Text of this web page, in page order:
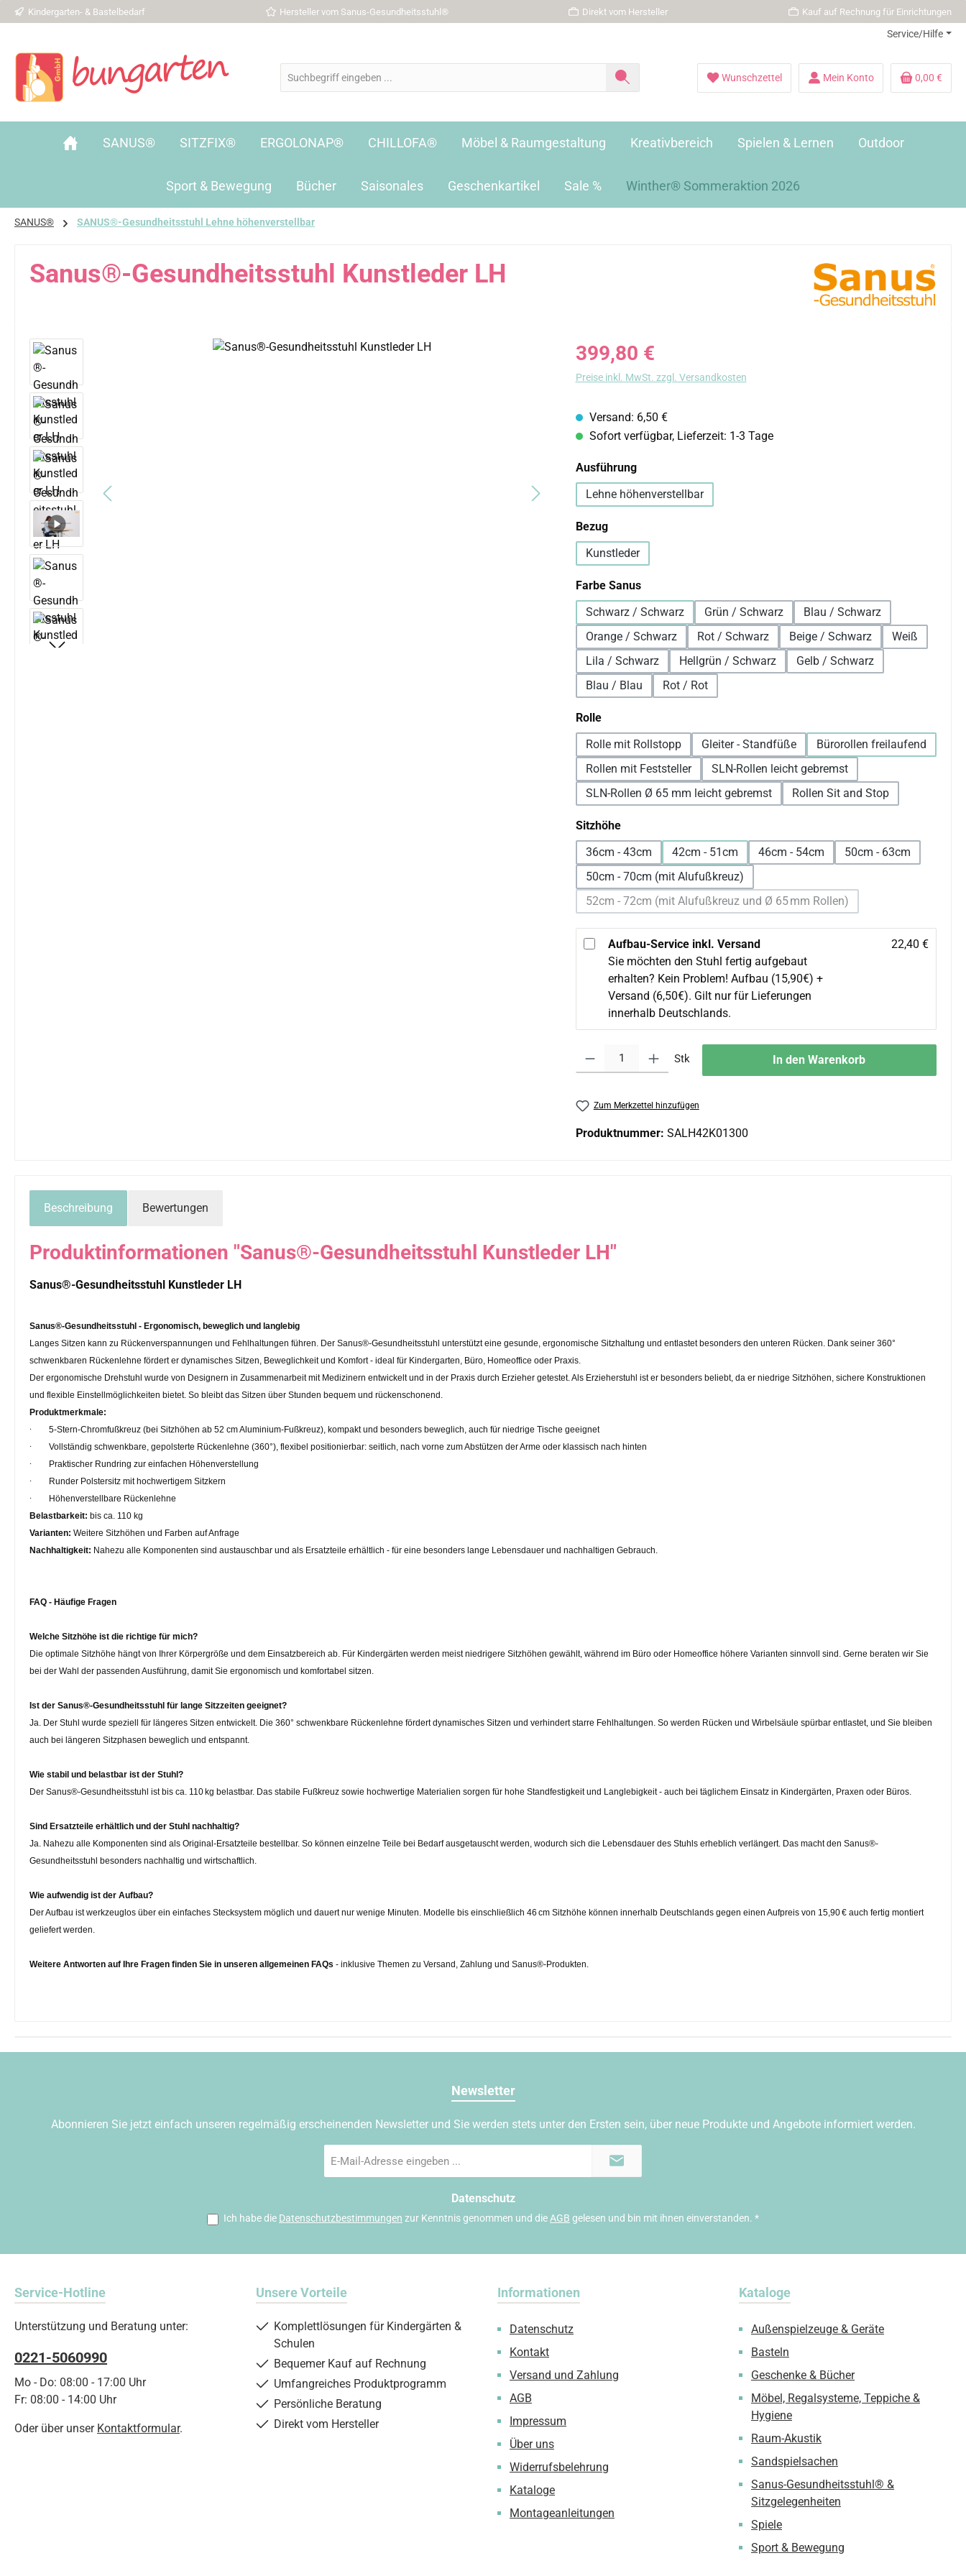
Hauptinhalt springen
Zur Suche springen
Zur Hauptnavigation springen
Kindergarten- & Bastelbedarf Hersteller vom Sanus-Gesundheitsstuhl® Direkt vom Hersteller Kauf auf Rechnung für Einrichtungen
Service/Hilfe
Wunschzettel Mein Konto 0,00 €
SANUS® SITZFIX® ERGOLONAP® CHILLOFA® Möbel & Raumgestaltung Kreativbereich Spielen & Lernen Outdoor
Sport & Bewegung Bücher Saisonales Geschenkartikel Sale % Winther® Sommeraktion 2026
SANUS® SANUS®-Gesundheitsstuhl Lehne höhenverstellbar
Sanus®-Gesundheitsstuhl Kunstleder LH
Bildergalerie überspringen Regulärer Preis:
399,80 €
Preise inkl. MwSt. zzgl. Versandkosten
Versand: 6,50 €
Sofort verfügbar, Lieferzeit: 1-3 Tage
Ausführungauswählen
Lehne höhenverstellbar
Bezugauswählen
Kunstleder
Farbe Sanusauswählen
Schwarz / Schwarz
Grün / Schwarz
Blau / Schwarz
Orange / Schwarz
Rot / Schwarz Beige / Schwarz
Weiß
Lila / Schwarz
Hellgrün / Schwarz
Gelb / Schwarz
Blau / Blau
Rot / Rot
Rolleauswählen
Rolle mit Rollstopp
Gleiter - Standfüße
Bürorollen freilaufend
Rollen mit Feststeller
SLN-Rollen leicht gebremst
SLN-Rollen Ø 65 mm leicht gebremst
Rollen Sit and Stop
Sitzhöheauswählen
36cm - 43cm
42cm - 51cm 46cm - 54cm
50cm - 63cm
50cm - 70cm (mit Alufußkreuz)
52cm - 72cm (mit Alufußkreuz und Ø 65 mm Rollen)
(Diese Option ist zurzeit nicht verfügbar.)
Aufbau-Service inkl. Versand
Sie möchten den Stuhl fertig aufgebaut
erhalten? Kein Problem! Aufbau (15,90€) +
Versand (6,50€). Gilt nur für Lieferungen
innerhalb Deutschlands.
22,40 €
Stk In den Warenkorb
Zum Merkzettel hinzufügen
Produktnummer: SALH42K01300
Beschreibung Bewertungen
Produktinformationen "Sanus®-Gesundheitsstuhl Kunstleder LH"
Sanus®-Gesundheitsstuhl Kunstleder LH
Sanus®-Gesundheitsstuhl - Ergonomisch, beweglich und langlebig
Langes Sitzen kann zu Rückenverspannungen und Fehlhaltungen führen. Der Sanus®-Gesundheitsstuhl unterstützt eine gesunde, ergonomische Sitzhaltung und entlastet besonders den unteren Rücken. Dank seiner 360°
schwenkbaren Rückenlehne fördert er dynamisches Sitzen, Beweglichkeit und Komfort - ideal für Kindergarten, Büro, Homeoffice oder Praxis.
Der ergonomische Drehstuhl wurde von Designern in Zusammenarbeit mit Medizinern entwickelt und in der Praxis durch Erzieher getestet. Als Erzieherstuhl ist er besonders beliebt, da er niedrige Sitzhöhen, sichere Konstruktionen
und flexible Einstellmöglichkeiten bietet. So bleibt das Sitzen über Stunden bequem und rückenschonend.
Produktmerkmale:
·
5-Stern-Chromfußkreuz (bei Sitzhöhen ab 52 cm Aluminium-Fußkreuz), kompakt und besonders beweglich, auch für niedrige Tische geeignet
·
Vollständig schwenkbare, gepolsterte Rückenlehne (360°), flexibel positionierbar: seitlich, nach vorne zum Abstützen der Arme oder klassisch nach hinten
·
Praktischer Rundring zur einfachen Höhenverstellung
·
Runder Polstersitz mit hochwertigem Sitzkern
·
Höhenverstellbare Rückenlehne
Belastbarkeit: bis ca. 110 kg
Varianten: Weitere Sitzhöhen und Farben auf Anfrage
Nachhaltigkeit: Nahezu alle Komponenten sind austauschbar und als Ersatzteile erhältlich - für eine besonders lange Lebensdauer und nachhaltigen Gebrauch.
FAQ - Häufige Fragen
Welche Sitzhöhe ist die richtige für mich?
Die optimale Sitzhöhe hängt von Ihrer Körpergröße und dem Einsatzbereich ab. Für Kindergärten werden meist niedrigere Sitzhöhen gewählt, während im Büro oder Homeoffice höhere Varianten sinnvoll sind. Gerne beraten wir Sie
bei der Wahl der passenden Ausführung, damit Sie ergonomisch und komfortabel sitzen.
Ist der Sanus®-Gesundheitsstuhl für lange Sitzzeiten geeignet?
Ja. Der Stuhl wurde speziell für längeres Sitzen entwickelt. Die 360° schwenkbare Rückenlehne fördert dynamisches Sitzen und verhindert starre Fehlhaltungen. So werden Rücken und Wirbelsäule spürbar entlastet, und Sie bleiben
auch bei längeren Sitzphasen beweglich und entspannt.
Wie stabil und belastbar ist der Stuhl?
Der Sanus®-Gesundheitsstuhl ist bis ca. 110 kg belastbar. Das stabile Fußkreuz sowie hochwertige Materialien sorgen für hohe Standfestigkeit und Langlebigkeit - auch bei täglichem Einsatz in Kindergärten, Praxen oder Büros.
Sind Ersatzteile erhältlich und der Stuhl nachhaltig?
Ja. Nahezu alle Komponenten sind als Original-Ersatzteile bestellbar. So können einzelne Teile bei Bedarf ausgetauscht werden, wodurch sich die Lebensdauer des Stuhls erheblich verlängert. Das macht den Sanus®-
Gesundheitsstuhl besonders nachhaltig und wirtschaftlich.
Wie aufwendig ist der Aufbau?
Der Aufbau ist werkzeuglos über ein einfaches Stecksystem möglich und dauert nur wenige Minuten. Modelle bis einschließlich 46 cm Sitzhöhe können innerhalb Deutschlands gegen einen Aufpreis von 15,90 € auch fertig montiert
geliefert werden.
Weitere Antworten auf Ihre Fragen finden Sie in unseren allgemeinen FAQs - inklusive Themen zu Versand, Zahlung und Sanus®-Produkten.
Newsletter
Abonnieren Sie jetzt einfach unseren regelmäßig erscheinenden Newsletter und Sie werden stets unter den Ersten sein, über neue Produkte und Angebote informiert werden.
Mail-
Datenschutz
Ich habe die Datenschutzbestimmungen zur Kenntnis genommen und dieAGB gelesen und bin mit ihnen einverstanden. *
Service-Hotline
Unterstützung und Beratung unter:
0221-5060990
Mo - Do: 08:00 - 17:00 Uhr
Fr: 08:00 - 14:00 Uhr
Oder über unser Kontaktformular.
Informationen
Datenschutz
Kontakt
Versand und Zahlung
AGB
Impressum
Über uns
Widerrufsbelehrung
Kataloge
Montageanleitungen
Kataloge
Außenspielzeuge & Geräte
Basteln
Geschenke & Bücher
Möbel, Regalsysteme, Teppiche &
Hygiene
Raum-Akustik
Sandspielsachen
Sanus-Gesundheitsstuhl® &
Sitzgelegenheiten
Spiele
Sport & Bewegung
Unsere Vorteile
Komplettlösungen für Kindergärten &
Schulen
Bequemer Kauf auf Rechnung
Umfangreiches Produktprogramm
Persönliche Beratung
Direkt vom Hersteller